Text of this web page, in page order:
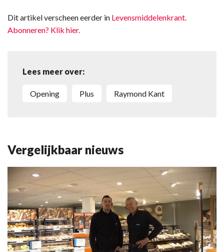
Dit artikel verscheen eerder in Levensmiddelenkrant.
Abonneren? Klik hier.
Lees meer over:
opening Plus Raymond Kant
Vergelijkbaar nieuws